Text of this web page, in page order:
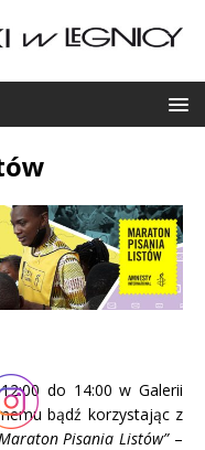
do 14:00 w Galerii
bądź korzystając z
Pisania Listów”–